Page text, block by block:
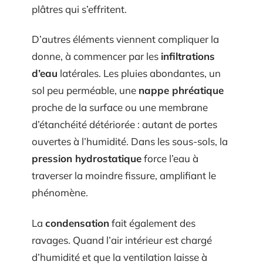
plâtres qui s’effritent.
D’autres éléments viennent compliquer la
donne, à commencer par les infiltrations
d’eau latérales. Les pluies abondantes, un
sol peu perméable, une nappe phréatique
proche de la surface ou une membrane
d’étanchéité détériorée : autant de portes
ouvertes à l’humidité. Dans les sous-sols, la
pression hydrostatiqueforce l’eau à
traverser la moindre fissure, amplifiant le
phénomène.
La condensationfait également des
ravages. Quand l’air intérieur est chargé
d’humidité et que la ventilation laisse à